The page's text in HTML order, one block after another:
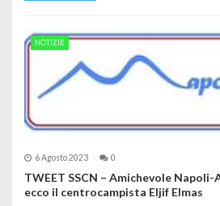
NOTIZIE
6 Agosto 2023 0
TWEET SSCN – Amichevole Napoli-
ecco il centrocampista Eljif Elmas